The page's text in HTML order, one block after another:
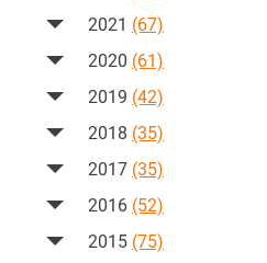
2021 (67)
2020 (61)
2019 (42)
2018 (35)
2017 (35)
2016 (52)
2015 (75)